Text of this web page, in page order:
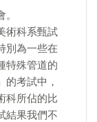
術科系甄試
別為一些在
特殊管道的
的考試中，
科所佔的比
結果我們不